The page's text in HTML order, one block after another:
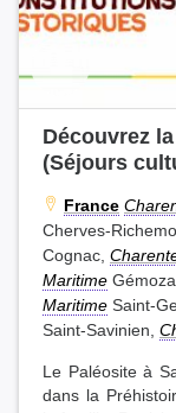
Découvrez
(Séjours
France
Cherves-
Cognac,
Maritime
Maritime Saint-
Saint-Savinien,
Le Paléosite à
dans la